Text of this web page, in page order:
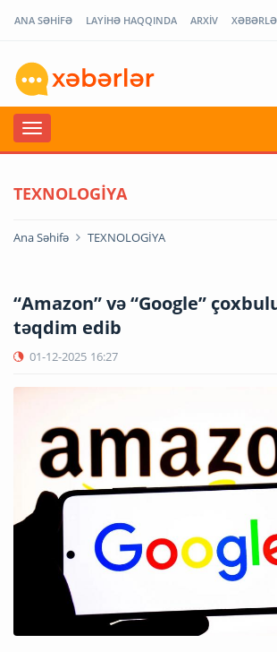
ANA SƏHİFƏ LAYİHƏ HAQQINDA ARXİV
TEXNOLOGİYA
Ana Səhifə TEXNOLOGİYA
“Amazon” və “Google”
təqdim edib
01-12-2025 16:27